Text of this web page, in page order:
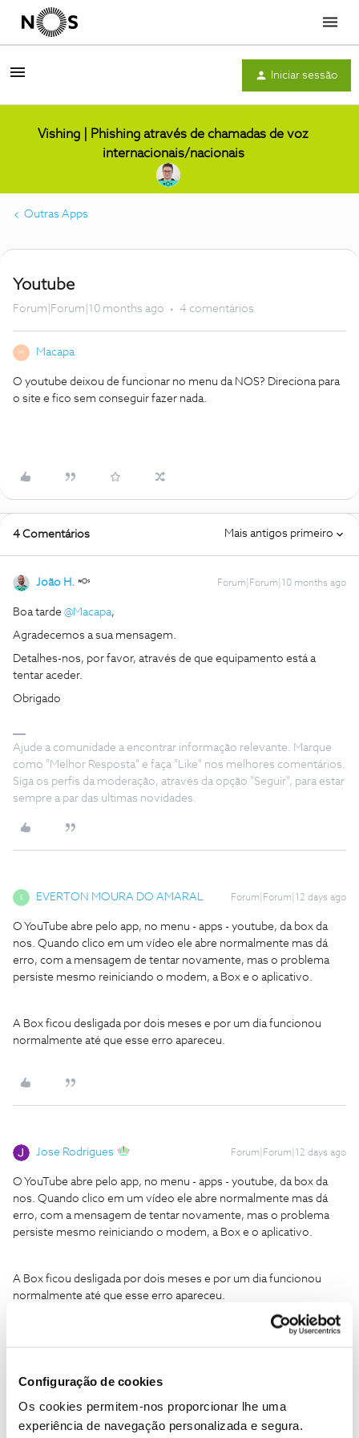
Configuração de cookies
Os cookies permitem-nos proporcionar lhe uma
experiência de navegação personalizada e segura.
Menu
Iniciar sessão
Vishing | Phishing através de chamadas de voz
internacionais/nacionais
Outras Apps
Youtube
Forum|Forum|10 months ago 4 comentários
M Macapa
O youtube deixou de funcionar no menu da NOS? Direciona para
o site e fico sem conseguir fazer nada.
4 Comentários Mais antigos primeiro
João H. Forum|Forum|10 months ago
Boa tarde ​ @Macapa,
Agradecemos a sua mensagem.
Detalhes-nos, por favor, através de que equipamento está a
tentar aceder.
Obrigado
Ajude a comunidade a encontrar informação relevante. Marque
como "Melhor Resposta" e faça "Like" nos melhores comentários.
Siga os perfis da moderação, através da opção "Seguir", para estar
sempre a par das ultimas novidades.
E EVERTON MOURA DO AMARAL Forum|Forum|12 days ago
O YouTube abre pelo app, no menu - apps - youtube, da box da
nos. Quando clico em um vídeo ele abre normalmente mas dá
erro, com a mensagem de tentar novamente, mas o problema
persiste mesmo reiniciando o modem, a Box e o aplicativo.
A Box ficou desligada por dois meses e por um dia funcionou
normalmente até que esse erro apareceu.
Jose Rodrigues Forum|Forum|12 days ago
O YouTube abre pelo app, no menu - apps - youtube, da box da
nos. Quando clico em um vídeo ele abre normalmente mas dá
erro, com a mensagem de tentar novamente, mas o problema
persiste mesmo reiniciando o modem, a Box e o aplicativo.
A Box ficou desligada por dois meses e por um dia funcionou
normalmente até que esse erro apareceu.
Boa noite, desligue a box diretamente da corrente eletrica,
aguarde alguns segundos e volte a ligar, caso não resolva, efetue
cliente seguindo os passos sugeridos no Tópico abaixo